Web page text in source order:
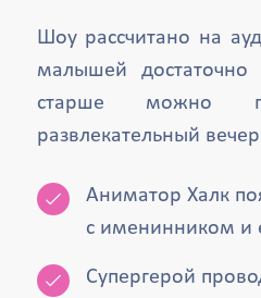
Шоу рассчитано на
малышей
старше можно
развлекательный
Аниматор Халк
с именинником и
Супергерой